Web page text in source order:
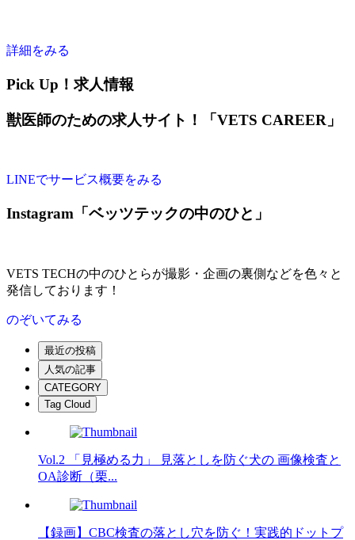
詳細をみる
Pick Up！求人情報
獣医師のための求人サイト！「VETS CAREER」
LINEでサービス概要をみる
Instagram「ベッツテックの中のひと」
VETS TECHの中のひとらが撮影・企画の裏側などを色々と
発信しております！
のぞいてみる
最近の投稿
人気の記事
CATEGORY
Tag Cloud
Vol.2 「見極める力」 見落としを防ぐ犬の 画像検査と
OA診断（栗...
【録画】CBC検査の落とし穴を防ぐ！実践的ドットプ